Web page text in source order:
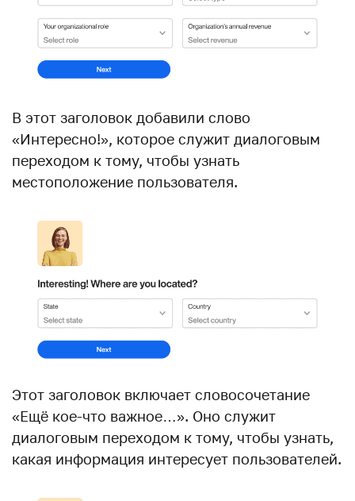
В этот заголовок добавили слово
«Интересно!», которое служит диалоговым
переходом к тому, чтобы узнать
местоположение пользователя.
Этот заголовок включает словосочетание
«Ещё кое-что важное…». Оно служит
диалоговым переходом к тому, чтобы узнать,
какая информация интересует пользователей.